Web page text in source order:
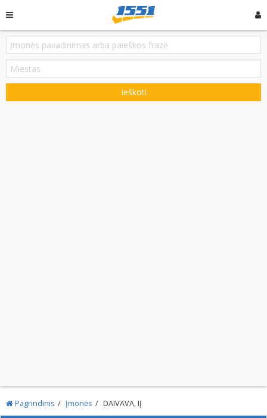
Ieškoti
Pagrindinis Įmonės DAIVAVA, IĮ